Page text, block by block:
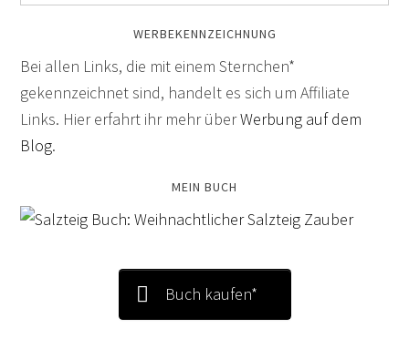
WERBEKENNZEICHNUNG
Bei allen Links, die mit einem Sternchen*
gekennzeichnet sind, handelt es sich um Affiliate
Links. Hier erfahrt ihr mehr überWerbung auf dem
Blog.
MEIN BUCH
Buch kaufen*